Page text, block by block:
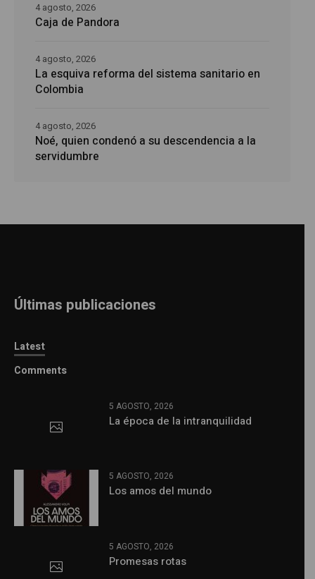
Caja de Pandora
4 agosto, 2026
La esquiva reforma del sistema sanitario en
Colombia
4 agosto, 2026
Noé, quien condenó a su descendencia a la
servidumbre
4 agosto, 2026
Últimas publicaciones
Latest
Comments
5 AGOSTO, 2026
La época de la intranquilidad
5 AGOSTO, 2026
Los amos del mundo
5 AGOSTO, 2026
Promesas rotas